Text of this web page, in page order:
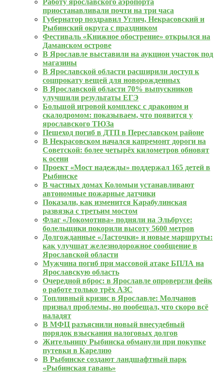
приостанавливали почти на три часа
Губернатор поздравил Углич, Некрасовский и
Рыбинский округа с праздником
Фестиваль «Книжное обострение» открылся на
Даманском острове
В Ярославле выставили на аукцион участок под
магазины
В Ярославской области расширили доступ к
соцпрокату вещей для новорожденных
В Ярославской области 70% выпускников
улучшили результаты ЕГЭ
Большой игровой комплекс с драконом и
скалодромом: показываем, что появится у
ярославского ТЮЗа
Пешеход погиб в ДТП в Переславском районе
В Некрасовском начался капремонт дороги на
Советской: более четырёх километров обновят
к осени
Проект «Мост надежды» поддержал 165 детей в
Рыбинске
В частных домах Коломыи устанавливают
автономные пожарные датчики
Показали, как изменится Карабулинская
развязка с третьим мостом
Флаг «Локомотива» подняли на Эльбрусе:
болельщики покорили высоту 5600 метров
Долгожданные «Ласточки» и новые маршруты:
как улучшат железнодорожное сообщение в
Ярославской области
Мужчина погиб при массовой атаке БПЛА на
Ярославскую область
Очередной вброс: в Ярославле опровергли фейк
о работе только трёх АЗС
Топливный кризис в Ярославле: Молчанов
признал проблемы, но пообещал, что скоро всё
наладят
В МФЦ разъяснили новый внесудебный
порядок взыскания налоговых долгов
Жительницу Рыбинска обманули при покупке
путевки в Карелию
В Рыбинске создают ландшафтный парк
«Рыбинская гавань»